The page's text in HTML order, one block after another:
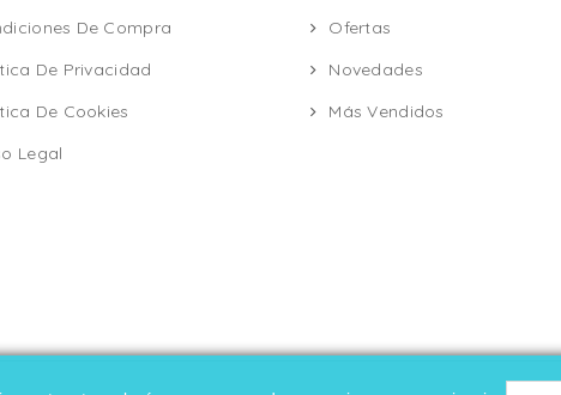
De Compra
De Privacidad
De Cookies
Legal
Ofertas
Novedades
Más Vendidos